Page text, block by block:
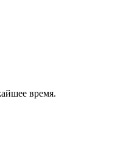
время.